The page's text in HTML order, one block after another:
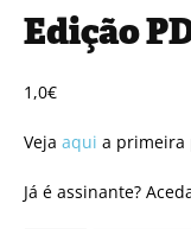
Edição
1,0€
Veja aqui a primeira
Já é assinante?